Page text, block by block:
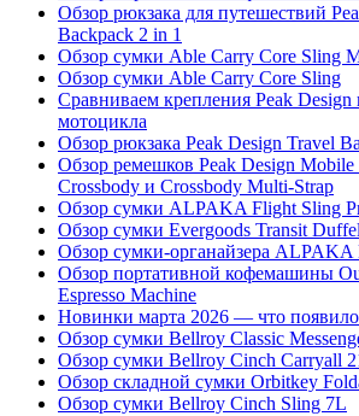
Обзор рюкзака для путешествий
Backpack 2 in 1
Обзор сумки Able Carry Core Sling
Обзор сумки Able Carry Core Sling
Сравниваем крепления Peak
мотоцикла
Обзор рюкзака Peak Design Travel
Обзор ремешков Peak Design Mobile
Crossbody и Crossbody Multi-Strap
Обзор сумки ALPAKA Flight Sling
Обзор сумки Evergoods Transit
Обзор сумки-органайзера ALPAKA
Обзор портативной кофемашины
Espresso Machine
Новинки марта 2026 — что
Обзор сумки Bellroy Classic
Обзор сумки Bellroy Cinch Carryall
Обзор складной сумки Orbitkey
Обзор сумки Bellroy Cinch Sling 7L